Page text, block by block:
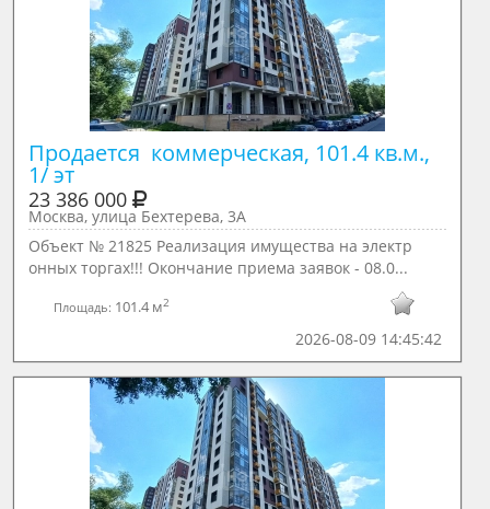
Продается  коммерческая, 101.4 кв.м.,
1/ эт
23 386 000
Москва, улица Бехтерева, 3А
Объект № 21825 Реализация имущества на электр
онных торгах!!! Окончание приема заявок - 08.0...
Площадь: 101.4 м2
2026-08-09 14:45:42